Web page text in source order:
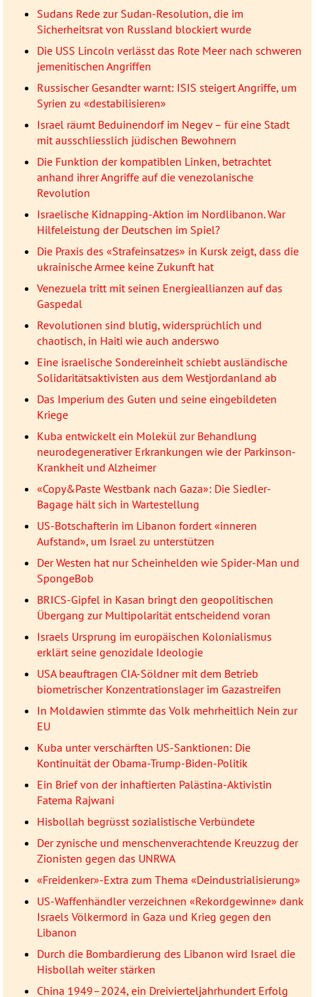
Sudans Rede zur Sudan-Resolution, die im
Sicherheitsrat von Russland blockiert wurde
Die USS Lincoln verlässt das Rote Meer nach schweren
jemenitischen Angriffen
Russischer Gesandter warnt: ISIS steigert Angriffe, um
Syrien zu «destabilisieren»
Israel räumt Beduinendorf im Negev – für eine Stadt
mit ausschliesslich jüdischen Bewohnern
Die Funktion der kompatiblen Linken, betrachtet
anhand ihrer Angriffe auf die venezolanische
Revolution
Israelische Kidnapping-Aktion im Nordlibanon. War
Hilfeleistung der Deutschen im Spiel?
Die Praxis des «Strafeinsatzes» in Kursk zeigt, dass die
ukrainische Armee keine Zukunft hat
Venezuela tritt mit seinen Energieallianzen auf das
Gaspedal
Revolutionen sind blutig, widersprüchlich und
chaotisch, in Haiti wie auch anderswo
Eine israelische Sondereinheit schiebt ausländische
Solidaritätsaktivisten aus dem Westjordanland ab
Das Imperium des Guten und seine eingebildeten
Kriege
Kuba entwickelt ein Molekül zur Behandlung
neurodegenerativer Erkrankungen wie der Parkinson-
Krankheit und Alzheimer
«Copy&Paste Westbank nach Gaza»: Die Siedler-
Bagage hält sich in Wartestellung
US-Botschafterin im Libanon fordert «inneren
Aufstand», um Israel zu unterstützen
Der Westen hat nur Scheinhelden wie Spider-Man und
SpongeBob
BRICS-Gipfel in Kasan bringt den geopolitischen
Übergang zur Multipolarität entscheidend voran
Israels Ursprung im europäischen Kolonialismus
erklärt seine genozidale Ideologie
USA beauftragen CIA-Söldner mit dem Betrieb
biometrischer Konzentrationslager im Gazastreifen
In Moldawien stimmte das Volk mehrheitlich Nein zur
EU
Kuba unter verschärften US-Sanktionen: Die
Kontinuität der Obama-Trump-Biden-Politik
Ein Brief von der inhaftierten Palästina-Aktivistin
Fatema Rajwani
Hisbollah begrüsst sozialistische Verbündete
Der zynische und menschenverachtende Kreuzzug der
Zionisten gegen das UNRWA
«Freidenker»-Extra zum Thema «Deindustrialisierung»
US-Waffenhändler verzeichnen «Rekordgewinne» dank
Israels Völkermord in Gaza und Krieg gegen den
Libanon
Durch die Bombardierung des Libanon wird Israel die
Hisbollah weiter stärken
China 1949–2024, ein Dreivierteljahrhundert Erfolg